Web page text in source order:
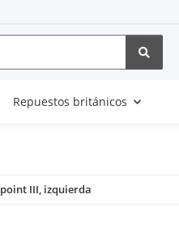
Repuestos británicos
III, izquierda